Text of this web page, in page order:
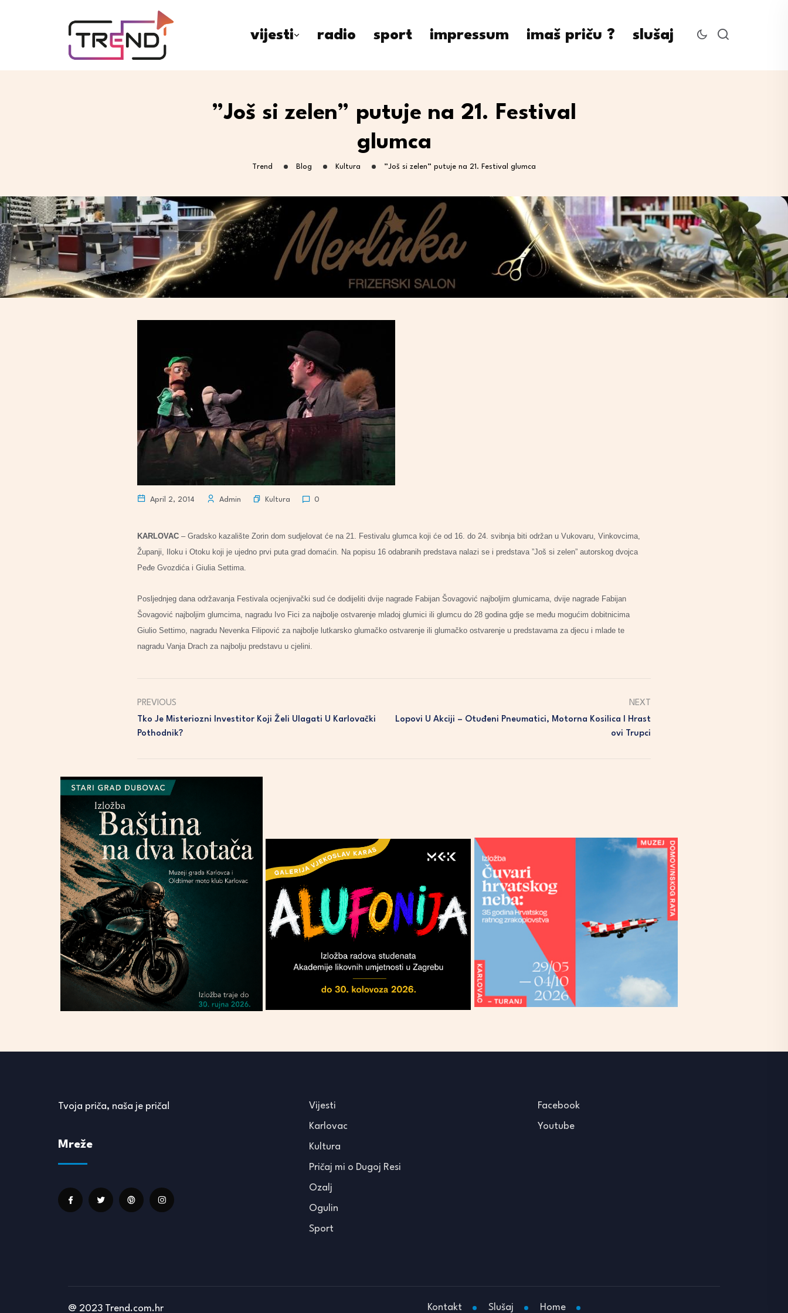
vijesti radio sport impressum imaš priču ? slušaj
”Još si zelen” putuje na 21. Festival
glumca
Trend Blog Kultura ”Još si zelen” putuje na 21. Festival glumca
April 2, 2014 Admin Kultura 0
KARLOVAC – Gradsko kazalište Zorin dom sudjelovat će na 21. Festivalu glumca koji će od 16. do 24. svibnja biti održan u Vukovaru, Vinkovcima,
Županji, Iloku i Otoku koji je ujedno prvi puta grad domaćin. Na popisu 16 odabranih predstava nalazi se i predstava ”Još si zelen” autorskog dvojca
Peđe Gvozdića i Giulia Settima.
Posljednjeg dana održavanja Festivala ocjenjivački sud će dodijeliti dvije nagrade Fabijan Šovagović najboljim glumicama, dvije nagrade Fabijan
Šovagović najboljim glumcima, nagradu Ivo Fici za najbolje ostvarenje mladoj glumici ili glumcu do 28 godina gdje se među mogućim dobitnicima
Giulio Settimo, nagradu Nevenka Filipović za najbolje lutkarsko glumačko ostvarenje ili glumačko ostvarenje u predstavama za djecu i mlade te
nagradu Vanja Drach za najbolju predstavu u cjelini.
PREVIOUS
Tko Je Misteriozni Investitor Koji Želi Ulagati U Karlovački
Pothodnik?
NEXT
Lopovi U Akciji – Otuđeni Pneumatici, Motorna Kosilica I Hrast
Ovi Trupci
Tvoja priča, naša je priča!
Mreže
Vijesti
Karlovac
Kultura
Pričaj mi o Dugoj Resi
Ozalj
Ogulin
Sport
Facebook
Youtube
@ 2023 Trend.com.hr Kontakt Slušaj Home